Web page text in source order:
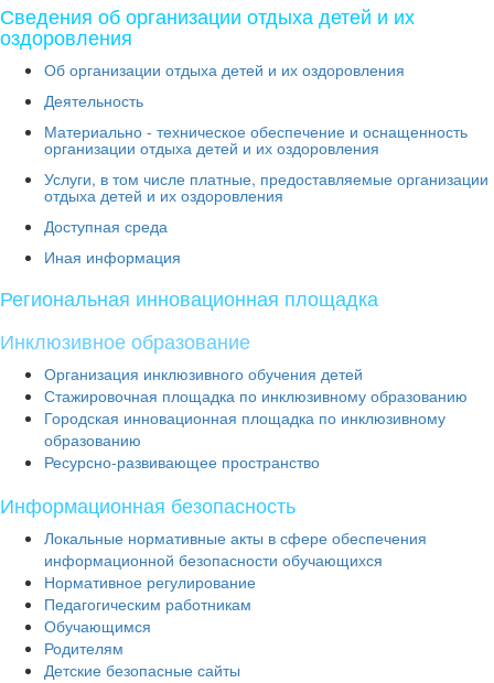
Сведения об организации отдыха детей и их
оздоровления
Об организации отдыха детей и их оздоровления
Деятельность
Материально - техническое обеспечение и оснащенность
организации отдыха детей и их оздоровления
Услуги, в том числе платные, предоставляемые организации
отдыха детей и их оздоровления
Доступная среда
Иная информация
Региональная инновационная площадка
Инклюзивное образование
Организация инклюзивного обучения детей
Стажировочная площадка по инклюзивному образованию
Городская инновационная площадка по инклюзивному
образованию
Ресурсно-развивающее пространство
Информационная безопасность
Локальные нормативные акты в сфере обеспечения
информационной безопасности обучающихся
Нормативное регулирование
Педагогическим работникам
Обучающимся
Родителям
Детские безопасные сайты